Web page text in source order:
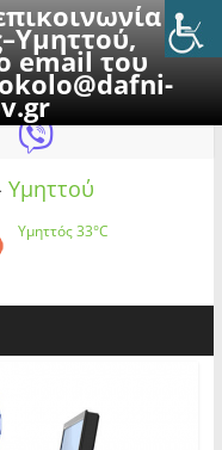
με
email του
2026
Υμηττού
Υμηττός33°C